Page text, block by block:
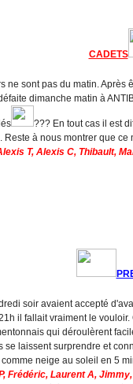
CADETS
ne sont pas du matin.
dimanche matin à
??? En tout cas il est
Reste à nous montrer que
T, Alexis C, Thibault,
soir avaient accepté
il fallait vraiment le
qui déroulèrent
se laissent surprendre et
neige au soleil en 5
Frédéric, Laurent A,